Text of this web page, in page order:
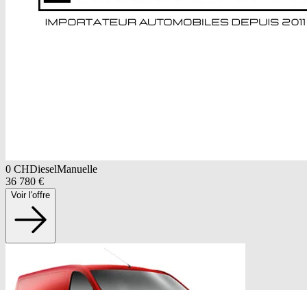
0 CHDieselManuelle
36 780 €
Voir l'offre